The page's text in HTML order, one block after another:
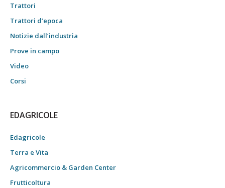
Trattori
Trattori d’epoca
Notizie dall’industria
Prove in campo
Video
Corsi
EDAGRICOLE
Edagricole
Terra e Vita
Agricommercio & Garden Center
Frutticoltura